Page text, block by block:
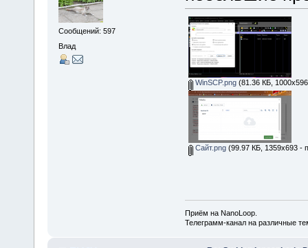
Сообщений: 597
Влад
WinSCP.png(81.36 КБ,
Сайт.png(99.97 КБ, 1359x693 -
Приём на NanoLoop.
Телеграмм-канал на различные